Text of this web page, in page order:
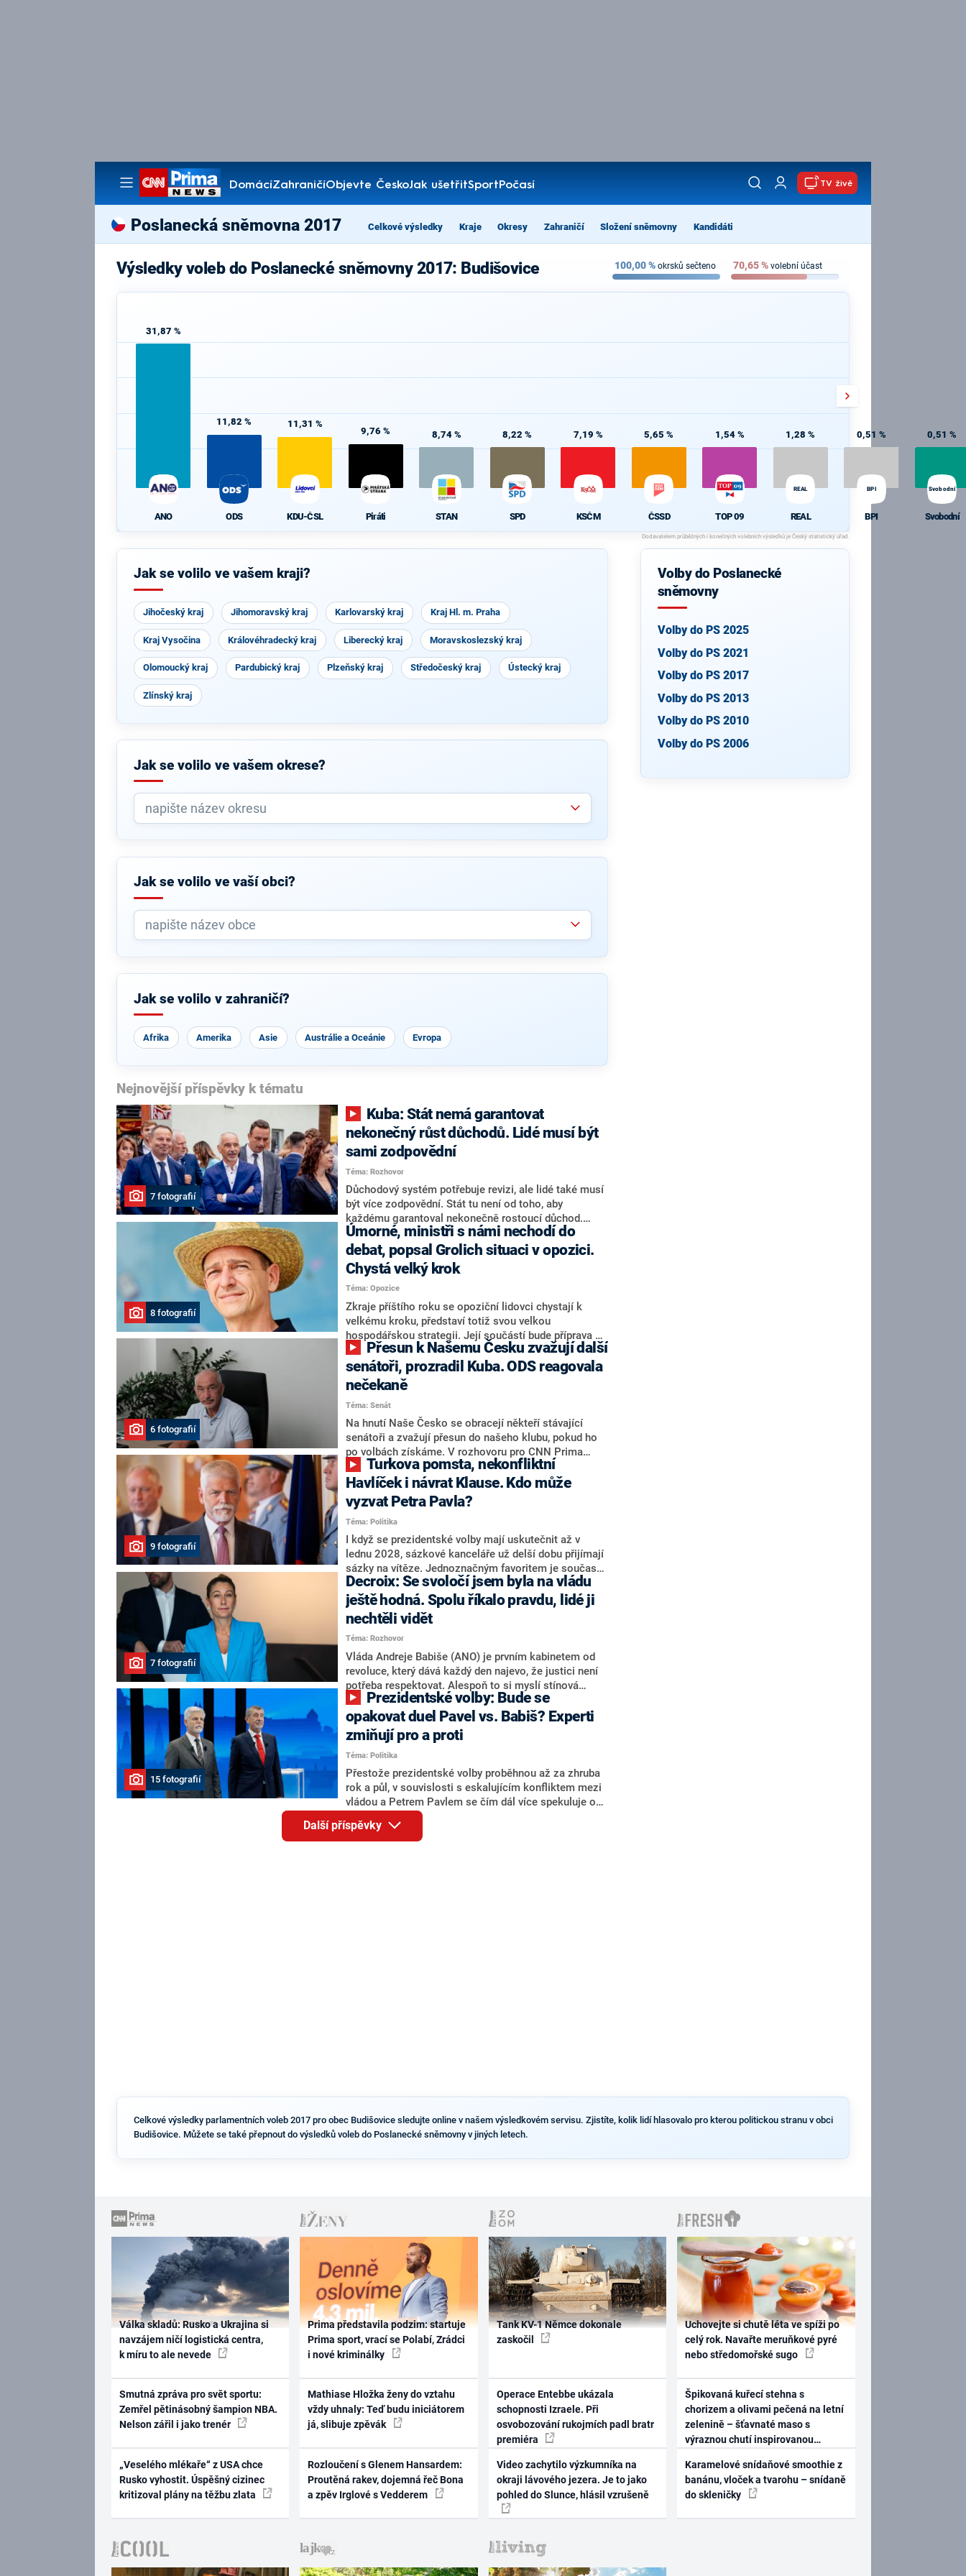
DomácíZahraničíObjevte ČeskoJak ušetřitSportPočasí
Pořady
TV živě
Poslanecká sněmovna 2017 Celkové výsledky Kraje Okresy Zahraničí Složení sněmovny Kandidáti
Výsledky voleb do Poslanecké sněmovny 2017: Budišovice 100,00% okrsků sečteno 70,65% volební účast
31,87 %
ANO
11,82 %
ODS
11,31 %
KDU-ČSL
9,76 %
Piráti
8,74 %
STAN
8,22 %
SPD
7,19 %
KSČM
5,65 %
ČSSD
1,54 %
TOP 09
1,28 %
REAL
REAL
0,51 %
BPI
BPI
0,51 %
Svobodní
Svobodní
Jak se volilo ve vašem kraji?
Jihočeský kraj Jihomoravský kraj Karlovarský kraj Kraj Hl. m. Praha
Kraj Vysočina Královéhradecký kraj Liberecký kraj Moravskoslezský kraj
Olomoucký kraj Pardubický kraj Plzeňský kraj Středočeský kraj Ústecký kraj
Zlínský kraj
Jak se volilo ve vašem okrese?
Jak se volilo ve vaší obci?
Jak se volilo v zahraničí?
Afrika Amerika Asie Austrálie a Oceánie Evropa
Nejnovější příspěvky k tématu
7 fotografií
nekonečný růst důchodů. Lidé musí být
sami zodpovědní
Téma: Rozhovor
Důchodový systém potřebuje revizi, ale lidé také musí
být více zodpovědní. Stát tu není od toho, aby
každému garantoval nekonečně rostoucí důchod.
Chybí tu nový systém a my ho představíme,řekl
hejtman Jihočeského kraje a předseda hnutí Naše
Česko Martin Kuba v rozhovoru pro CNN Prima NEWS.
V čele státu pak podle něj nemůže být člověk, který by
střetem zájmů omezoval čerpání financí a rozvoj,
dodal. Řešení u Andreje Babiše ale hodnotit nechtěl.
8 fotografií
Úmorné, ministři s námi nechodí do
debat, popsal Grolich situaci v opozici.
Chystá velký krok
Téma: Opozice
Zkraje příštího roku se opoziční lidovci chystají k
velkému kroku, představí totiž svou velkou
hospodářskou strategii. Její součástí bude příprava na
stárnutí populace, řekl ve středu na setkání s novináři
nový předseda lidovců Jan Grolich. Ten zároveň v
senátních volbách kandiduje ve Vyškově. Popsal i
aktivitu opozice, o níž vládní strany nebo političtí
komentátoři mluví jako o slabé a v defenzivě. „Je to
úmorná práce upozorňovat na chyby vlády. Ministři s
námi navíc nechodí do debat. Chceme ale ukazovat
svoje témata,“ odpověděl Grolich na dotaz CNN Prima
NEWS.
6 fotografií
senátoři, prozradil Kuba. ODS reagovala
nečekaně
Téma: Senát
Na hnutí Naše Česko se obracejí někteří stávající
senátoři a zvažují přesun do našeho klubu, pokud ho
po volbách získáme. V rozhovoru pro CNN Prima
NEWS to řekl zakladatel hnutí a jihočeský hejtman
Martin Kuba. Konkrétní nebyl, ale získat by takto mohl
například senátora Zdeňka Hrabu, který je dnes
součástí klubu ODS a TOP 09. Hraba to na dotaz
redakce nevyloučil. Předseda klubu senátorů ODS
Zdeněk Nytra redakci řekl, že počítá s odchodem
některých senátorů z klubu a že Naše Česko není
nepřítel, ale soupeř.
9 fotografií
Havlíček i návrat Klause. Kdo může
vyzvat Petra Pavla?
Téma: Politika
I když se prezidentské volby mají uskutečnit až v
lednu 2028, sázkové kanceláře už delší dobu přijímají
sázky na vítěze. Jednoznačným favoritem je současná
hlava státu Petr Pavel. Daleko za ním pak bookmakeři
zmiňují dva výrazné politiky ANO, tedy premiéra
Andreje Babiše a ministra průmyslu Karla Havlíčka.
Oblíbeným tipem samotných sázkařů je poslanec za
Motoristy Filip Turek. Politolog Jan Kubáček nicméně
o případné kandidatuře kohokoliv ze zmíněné trojice
značně pochybuje. Podle něj současná koalice dosud
nemá osobu, která by Pavlovi mohla konkurovat.
7 fotografií
Decroix: Se svoločí jsem byla na vládu
ještě hodná. Spolu říkalo pravdu, lidé ji
nechtěli vidět
Téma: Rozhovor
Vláda Andreje Babiše (ANO) je prvním kabinetem od
revoluce, který dává každý den najevo, že justici není
potřeba respektovat. Alespoň to si myslí stínová
ministryně spravedlnosti ODS Eva Decroix. V
rozhovoru pro CNN Prima NEWS si nebrala servítky
ohledně politického výkonu svého nástupce Jeronýma
Tejce (za ANO) či vládní zmocněnkyně pro lidská
práva Taťány Malé (ANO). Označením „svoloč“ na
adresu vlády prý byla ještě hodná. Decroix se také
vrátila k volební porážce koalice Spolu či promluvila o
hnutí Naše Česko Martina Kuby.
15 fotografií
opakovat duel Pavel vs. Babiš? Experti
zmiňují pro a proti
Téma: Politika
Přestože prezidentské volby proběhnou až za zhruba
rok a půl, v souvislosti s eskalujícím konfliktem mezi
vládou a Petrem Pavlem se čím dál více spekuluje o
tom, koho by do bitvy o Hrad mohla vyslat současná
koalice. Někteří političtí komentátoři znovu vytahují
jméno premiéra Andreje Babiše (ANO). Jak moc je
Další příspěvky
Volby do Poslanecké
sněmovny
Volby do PS 2025
Volby do PS 2021
Volby do PS 2017
Volby do PS 2013
Volby do PS 2010
Volby do PS 2006
Celkové výsledky parlamentních voleb 2017 pro obec Budišovice sledujte online v našem výsledkovém servisu. Zjistíte, kolik lidí hlasovalo pro kterou politickou stranu v obci
Budišovice. Můžete se také přepnout do výsledků voleb do Poslanecké sněmovny v jiných letech.
Válka skladů: Rusko a Ukrajina si
navzájem ničí logistická centra,
k míru to ale nevede
Smutná zpráva pro svět sportu:
Zemřel pětinásobný šampion NBA.
Nelson zářil i jako trenér
„Veselého mlékaře“ z USA chce
Rusko vyhostit. Úspěšný cizinec
kritizoval plány na těžbu zlata
Prima představila podzim: startuje
Prima sport, vrací se Polabí, Zrádci
i nové kriminálky
Mathiase Hložka ženy do vztahu
vždy uhnaly: Teď budu iniciátorem
já, slibuje zpěvák
Rozloučení s Glenem Hansardem:
Proutěná rakev, dojemná řeč Bona
a zpěv Irglové s Vedderem
Tank KV-1 Němce dokonale
zaskočil
Operace Entebbe ukázala
schopnosti Izraele. Při
osvobozování rukojmích padl bratr
premiéra
Video zachytilo výzkumníka na
okraji lávového jezera. Je to jako
pohled do Slunce, hlásil vzrušeně
Uchovejte si chutě léta ve spíži po
celý rok. Navařte meruňkové pyré
nebo středomořské sugo
Špikovaná kuřecí stehna s
chorizem a olivami pečená na letní
zelenině – šťavnaté maso s
výraznou chutí inspirovanou
Karamelové snídaňové smoothie z
banánu, vloček a tvarohu – snídaně
do skleničky